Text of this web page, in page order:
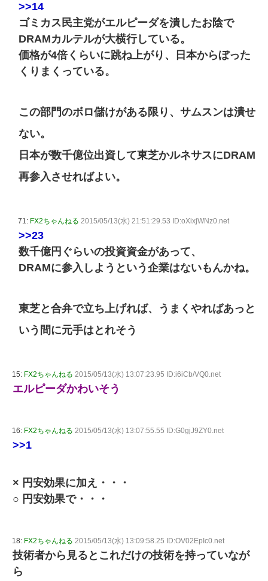
>>14
ゴミカス民主党がエルピーダを潰したお陰で
DRAMカルテルが大横行している。
価格が4倍くらいに跳ね上がり、日本からぼった
くりまくっている。
この部門のボロ儲けがある限り、サムスンは潰せ
ない。
日本が数千億位出資して東芝かルネサスにDRAM
再参入させればよい。
71: FX2ちゃんねる 2015/05/13(水) 21:51:29.53 ID:oXixjWNz0.net
>>23
数千億円ぐらいの投資資金があって、
DRAMに参入しようという企業はないもんかね。
東芝と合弁で立ち上げれば、うまくやればあっと
いう間に元手はとれそう
15: FX2ちゃんねる 2015/05/13(水) 13:07:23.95 ID:i6iCb/VQ0.net
エルピーダかわいそう
16: FX2ちゃんねる 2015/05/13(水) 13:07:55.55 ID:G0gjJ9ZY0.net
>>1
× 円安効果に加え・・・
○ 円安効果で・・・
18: FX2ちゃんねる 2015/05/13(水) 13:09:58.25 ID:OV02EpIc0.net
技術者から見るとこれだけの技術を持っていなが
ら